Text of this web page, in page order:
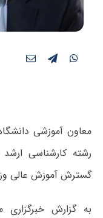
رشته کارشناسی
گسترش آموزش عالی
به گزارش